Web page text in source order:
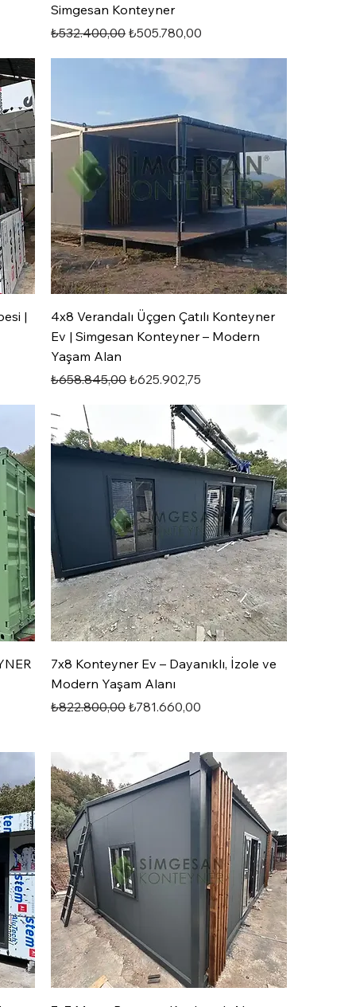
Simgesan Konteyner
Normal Fiyat
₺532.400,00İndirimli Fiyat
₺505.780,00
|
4x8 Verandalı Üçgen Çatılı Konteyner
Ev | Simgesan Konteyner – Modern
Yaşam Alan
Normal Fiyat
₺658.845,00İndirimli Fiyat
₺625.902,75
7x8 Konteyner Ev – Dayanıklı, İzole ve
Modern Yaşam Alanı
Normal Fiyat
₺822.800,00İndirimli Fiyat
₺781.660,00